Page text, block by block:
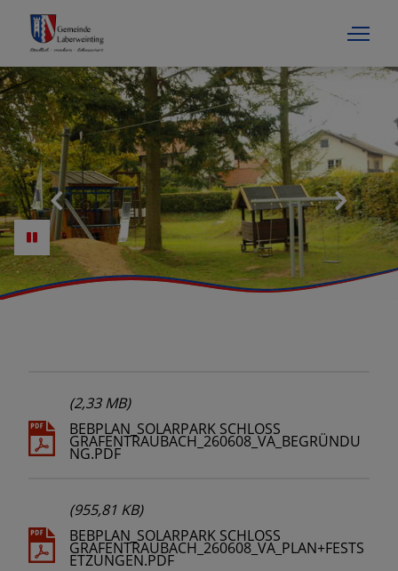
(2,33 MB)
BEBPLAN_SOLARPARK SCHLOSS
GRAFENTRAUBACH_260608_VA_BEGRÜNDU
NG.PDF
(955,81 KB)
BEBPLAN_SOLARPARK SCHLOSS
GRAFENTRAUBACH_260608_VA_PLAN+FESTS
ETZUNGEN.PDF